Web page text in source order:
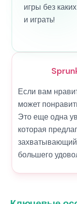
игры без
и играть!
Если вам
может
Это еще одна
которая
большего